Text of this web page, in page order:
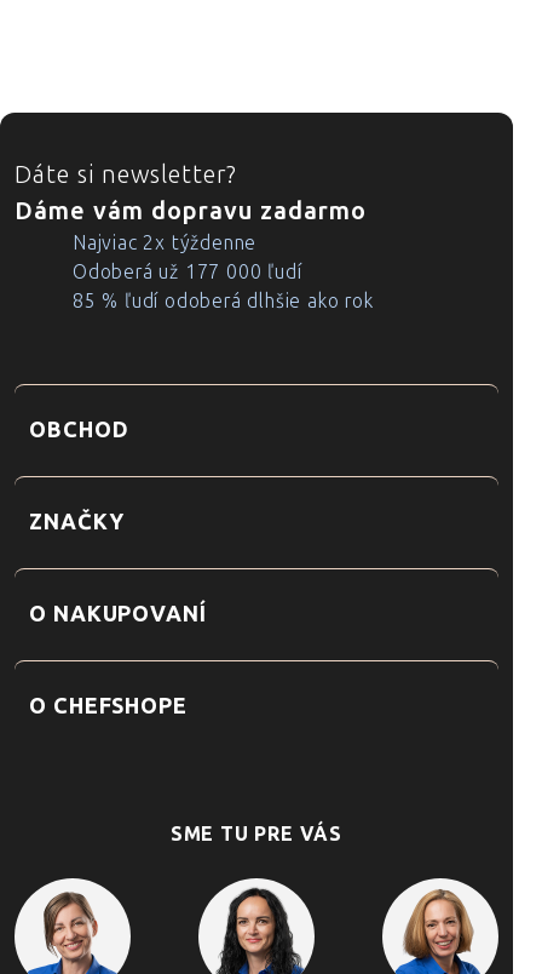
ZÁPÄTIE
Dáte si newsletter?
Dáme vám dopravu zadarmo
Najviac 2x týždenne
Odoberá už 177 000 ľudí
85 % ľudí odoberá dlhšie ako rok
OBCHOD
ZNAČKY
O NAKUPOVANÍ
O CHEFSHOPE
SME TU PRE VÁS